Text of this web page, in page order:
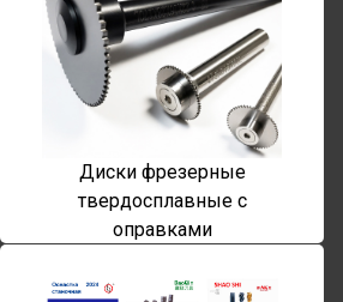
Диски фрезерные
твердосплавные с
оправками